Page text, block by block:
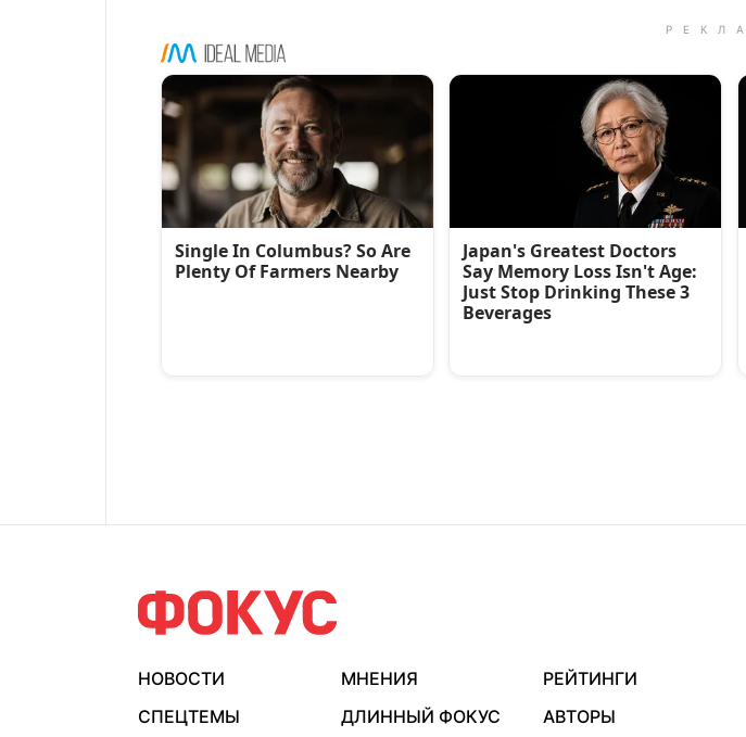
НОВОСТИ МНЕНИЯ
РЕЙТИНГИ
СПЕЦТЕМЫ
ДЛИННЫЙ ФОКУС
АВТОРЫ